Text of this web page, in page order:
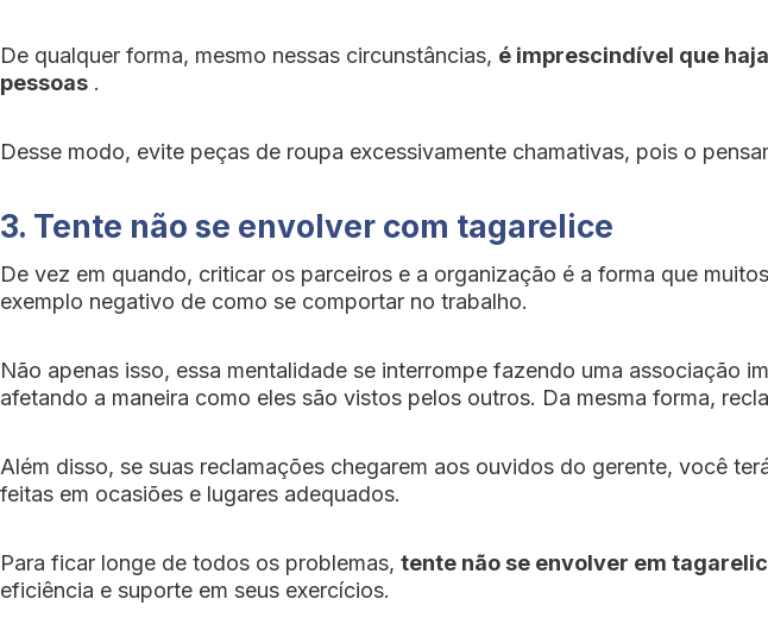
De qualquer forma, mesmo nessas circunstâncias, é imprescindível que
pessoas .
Desse modo, evite peças de roupa excessivamente chamativas, pois o
3. Tente não se envolver com tagarelice
De vez em quando, criticar os parceiros e a organização é a forma que
exemplo negativo de como se comportar no trabalho.
Não apenas isso, essa mentalidade se interrompe fazendo uma associação
afetando a maneira como eles são vistos pelos outros. Da mesma forma,
Além disso, se suas reclamações chegarem aos ouvidos do gerente, você
feitas em ocasiões e lugares adequados.
Para ficar longe de todos os problemas, tente não se envolver em
eficiência e suporte em seus exercícios.